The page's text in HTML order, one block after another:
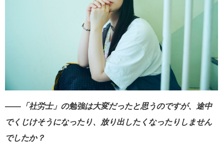
――「社労士」の勉強は大変だったと思うのですが、
途中
でくじけそうになったり、放り出したくなったりしません
でしたか？